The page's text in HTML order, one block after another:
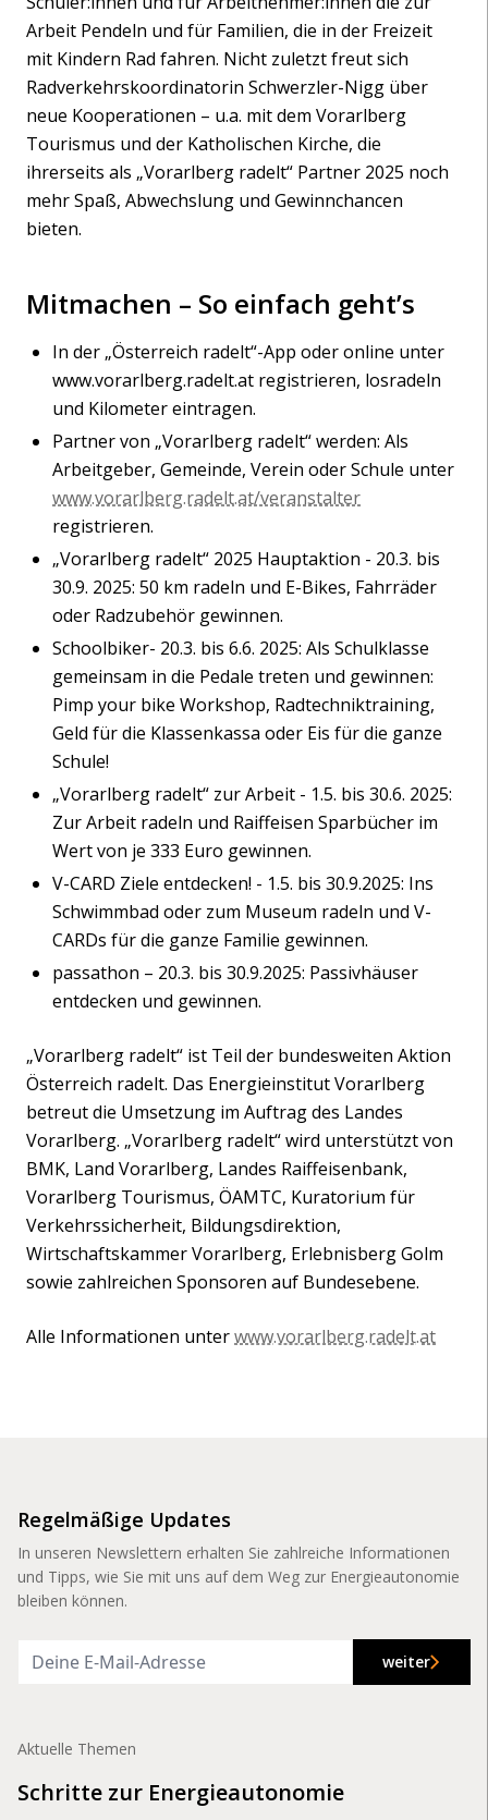
Arbeit Pendeln und für Familien, die in der Freizeit
mit Kindern Rad fahren. Nicht zuletzt freut sich
Radverkehrskoordinatorin Schwerzler-Nigg über
neue Kooperationen – u.a. mit dem Vorarlberg
Tourismus und der Katholischen Kirche, die
ihrerseits als „Vorarlberg radelt“ Partner 2025 noch
mehr Spaß, Abwechslung und Gewinnchancen
bieten.
Mitmachen – So einfach geht’s
In der „Österreich radelt“-App oder online unter
www.vorarlberg.radelt.at registrieren, losradeln
und Kilometer eintragen.
Partner von „Vorarlberg radelt“ werden: Als
Arbeitgeber, Gemeinde, Verein oder Schule unter
www.vorarlberg.radelt.at/veranstalter
registrieren.
„Vorarlberg radelt“ 2025 Hauptaktion - 20.3. bis
30.9. 2025: 50 km radeln und E-Bikes, Fahrräder
oder Radzubehör gewinnen.
Schoolbiker- 20.3. bis 6.6. 2025: Als Schulklasse
gemeinsam in die Pedale treten und gewinnen:
Pimp your bike Workshop, Radtechniktraining,
Geld für die Klassenkassa oder Eis für die ganze
Schule!
„Vorarlberg radelt“ zur Arbeit - 1.5. bis 30.6. 2025:
Zur Arbeit radeln und Raiffeisen Sparbücher im
Wert von je 333 Euro gewinnen.
V-CARD Ziele entdecken! - 1.5. bis 30.9.2025: Ins
Schwimmbad oder zum Museum radeln und V-
CARDs für die ganze Familie gewinnen.
passathon – 20.3. bis 30.9.2025: Passivhäuser
entdecken und gewinnen.
„Vorarlberg radelt“ ist Teil der bundesweiten Aktion
Österreich radelt. Das Energieinstitut Vorarlberg
betreut die Umsetzung im Auftrag des Landes
Vorarlberg. „Vorarlberg radelt“ wird unterstützt von
BMK, Land Vorarlberg, Landes Raiffeisenbank,
Vorarlberg Tourismus, ÖAMTC, Kuratorium für
Verkehrssicherheit, Bildungsdirektion,
Wirtschaftskammer Vorarlberg, Erlebnisberg Golm
sowie zahlreichen Sponsoren auf Bundesebene.
Alle Informationen unterwww.vorarlberg.radelt.at
Regelmäßige Updates
In unseren Newslettern erhalten Sie zahlreiche Informationen
und Tipps, wie Sie mit uns auf dem Weg zur Energieautonomie
bleiben können.
weiter
Aktuelle Themen
Schritte zur Energieautonomie